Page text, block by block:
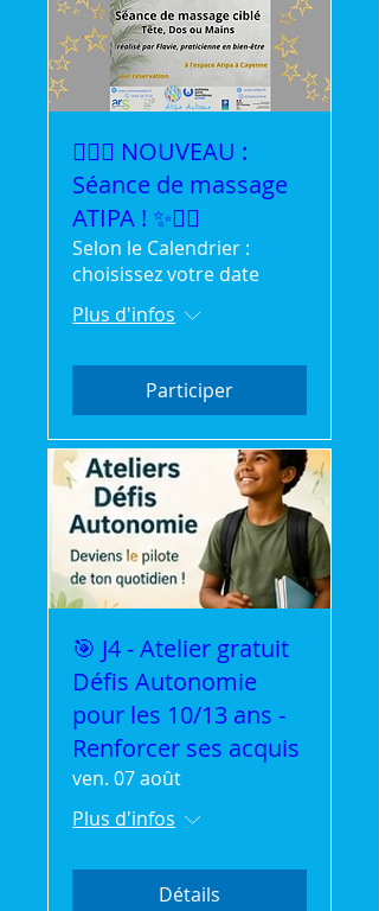
💆‍♀️✨ NOUVEAU :
Séance de massage
ATIPA ! ✨💆‍♂️
Selon le Calendrier :
choisissez votre date
Plus d'infos
Participer
🎯 J4 - Atelier gratuit
Défis Autonomie
pour les 10/13 ans -
Renforcer ses acquis
ven. 07 août
Plus d'infos
Détails